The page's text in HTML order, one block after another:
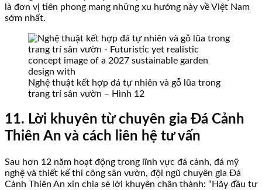
là đơn vị tiên phong mang những xu hướng này về Việt Nam
sớm nhất.
Nghệ thuật kết hợp đá tự nhiên và gỗ lũa trong
trang trí sân vườn – Hình 12
11. Lời khuyên từ chuyên gia Đá Cảnh
Thiên An và cách liên hệ tư vấn
Sau hơn 12 năm hoạt động trong lĩnh vực đá cảnh, đá mỹ
nghệ và thiết kế thi công sân vườn, đội ngũ chuyên gia Đá
Cảnh Thiên An xin chia sẻ lời khuyên chân thành: “Hãy đầu tư